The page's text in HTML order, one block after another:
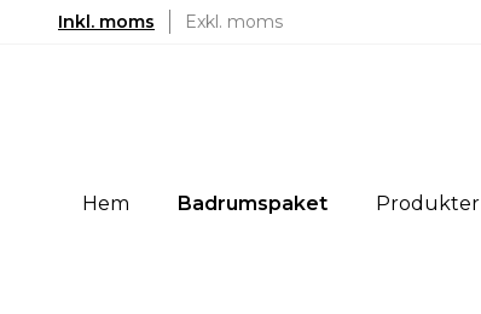
Inkl. moms Exkl. moms
Hem Badrumspaket Produkter